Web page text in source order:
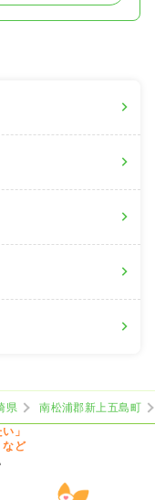
県
南松浦郡新上五島町
」
など